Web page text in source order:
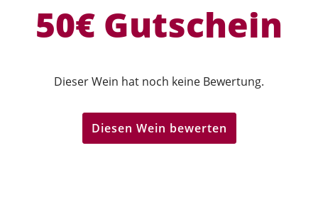
50€ Gutschein
Dieser Wein hat noch keine Bewertung.
Diesen Wein bewerten